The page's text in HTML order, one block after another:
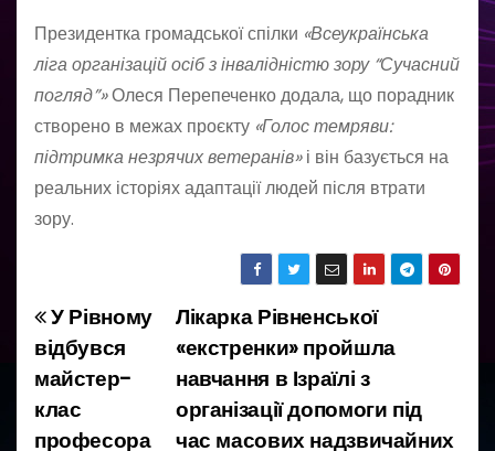
Президентка громадської спілки «Всеукраїнська
ліга організацій осіб з інвалідністю зору “Сучасний
погляд”»Олеся Перепеченко додала, що порадник
створено в межах проєкту «Голос темряви:
підтримка незрячих ветеранів»і він базується на
реальних історіях адаптації людей після втрати
зору.
Н
а
в
Лікарка Рівненської
«екстренки» пройшла
навчання в Ізраїлі з
організації допомоги під
час масових надзвичайних
У Рівному
відбувся
майстер-
клас
професора